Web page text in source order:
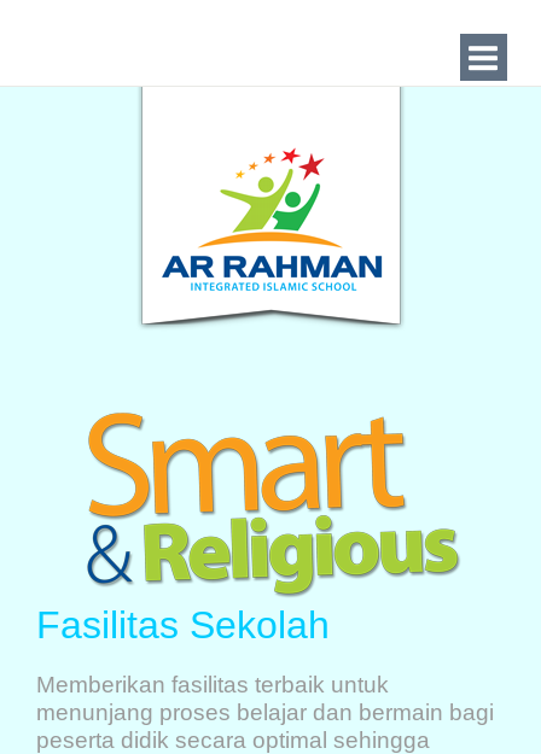
Fasilitas Sekolah
Memberikan fasilitas terbaik untuk
menunjang proses belajar dan bermain bagi
peserta didik secara optimal sehingga